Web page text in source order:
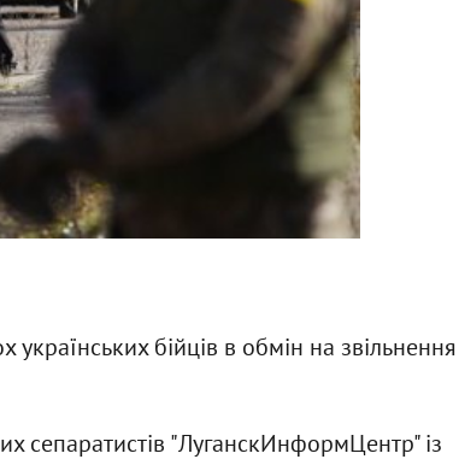
українських бійців в обмін на звільнення
сепаратистів "ЛуганскИнформЦентр" із